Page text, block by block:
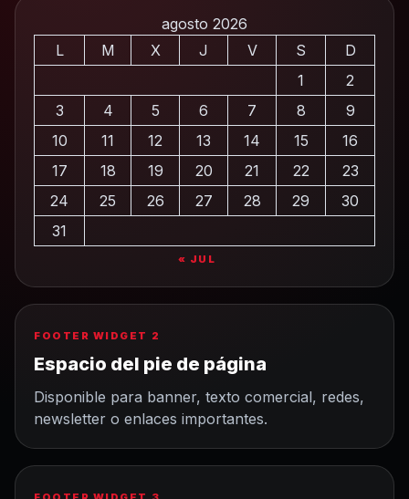
agosto 2026
L
M X J V S
D
1
2
3
4 5 6 7 8
9
10
11 12 13 14 15
16
17
18 19 20 21 22
23
24
25 26 27 28 29
30
31
« JUL
FOOTER WIDGET 2
Espacio del pie de página
Disponible para banner, texto comercial, redes,
newsletter o enlaces importantes.